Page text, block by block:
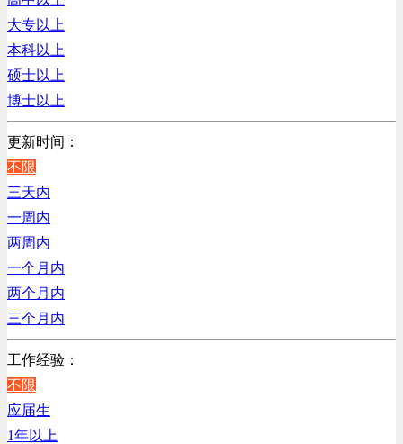
辽宁
上海
计算机软件类
贸易/物流/仓储/采购类
客服及凯发娱乐网址的技术支持类
高级管理类
电子/电器/半导体类
电力电气/能源/自动化
程序/语言开发类
行政/后勤/文秘类
销售类
人力资源类
互联网/电子商务/游戏类
建筑装潢/市政建设类
通信/移动互联网/手机类
技工/维修类
房地产开发/物业管理类
生产/加工/认证类
综合技术类
汽车/交通类
大专以上
本科以上
硕士以上
博士以上
更新时间：
不限
三天内
一周内
两周内
一个月内
两个月内
三个月内
工作经验：
不限
应届生
1年以上